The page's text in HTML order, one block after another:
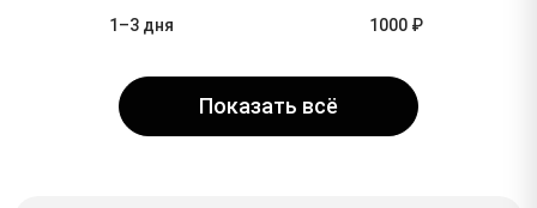
1–3 дня
1000 ₽
Показать всё